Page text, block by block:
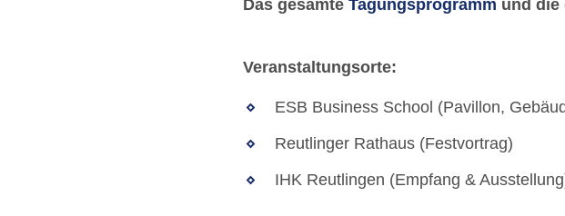
Das gesamte Tagungsprogramm und die
Veranstaltungsorte:
ESB Business School (Pavillon,
Reutlinger Rathaus (Festvortrag)
IHK Reutlingen (Empfang &